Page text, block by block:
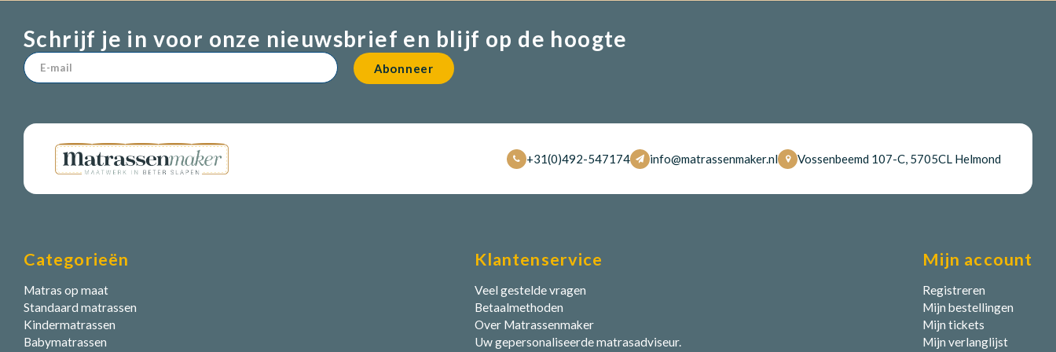
Schrijf je in voor onze nieuwsbrief en blijf op de hoogte
Abonneer
+31(0)492-547174 info@matrassenmaker.nl Vossenbeemd 107-C, 5705CL Helmond
Categorieën
Matras op maat
Standaard matrassen
Kindermatrassen
Babymatrassen
Klantenservice
Veel gestelde vragen
Betaalmethoden
Over Matrassenmaker
Uw gepersonaliseerde matrasadviseur.
Mijn account
Registreren
Mijn bestellingen
Mijn tickets
Mijn verlanglijst